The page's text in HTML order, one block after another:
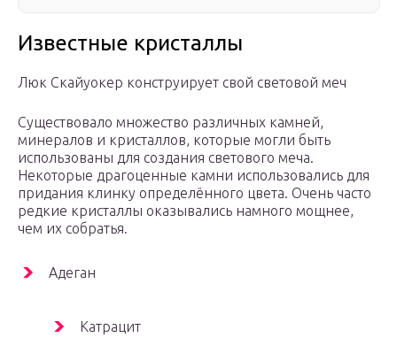
Известные кристаллы
Люк Скайуокер конструирует свой световой меч
Существовало множество различных камней,
минералов и кристаллов, которые могли быть
использованы для создания светового меча.
Некоторые драгоценные камни использовались для
придания клинку определённого цвета. Очень часто
редкие кристаллы оказывались намного мощнее,
чем их собратья.
Адеган
Катрацит